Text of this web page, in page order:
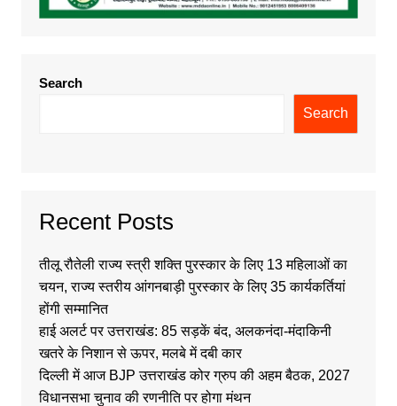
Search
Search
Recent Posts
तीलू रौतेली राज्य स्त्री शक्ति पुरस्कार के लिए 13 महिलाओं का
चयन, राज्य स्तरीय आंगनबाड़ी पुरस्कार के लिए 35 कार्यकर्तियां
होंगी सम्मानित
हाई अलर्ट पर उत्तराखंड: 85 सड़कें बंद, अलकनंदा-मंदाकिनी
खतरे के निशान से ऊपर, मलबे में दबी कार
दिल्ली में आज BJP उत्तराखंड कोर ग्रुप की अहम बैठक, 2027
विधानसभा चुनाव की रणनीति पर होगा मंथन